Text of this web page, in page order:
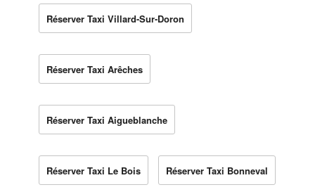
Réserver Taxi Villard-Sur-Doron
Réserver Taxi Arêches
Réserver Taxi Aigueblanche
Réserver Taxi Le Bois Réserver Taxi Bonneval